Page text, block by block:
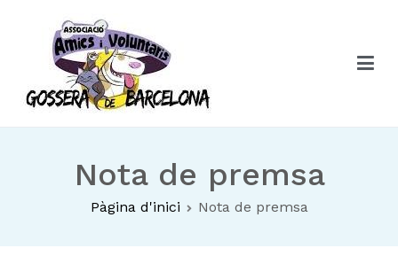
Nota de premsa
Pàgina d'inici Nota de premsa